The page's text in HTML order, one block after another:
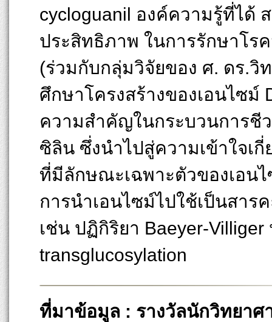
cycloguanil องค์ความรู้ที่ได้
ประสิทธิภาพ ในการรักษาโร
(ร่วมกับกลุ่มวิจัยของ ศ. ดร.วิ
ศึกษาโครงสร้างของเอนไซม์
ความสำคัญในกระบวนการชี
ซิลิน ซึ่งนำไปสู่ความเข้าใจเ
ที่มีลักษณะเฉพาะตัวของเอน
การนำเอนไซม์ไปใช้เป็นสาร
เช่น ปฏิกิริยา Baeyer-
transglucosylation
ที่มาข้อมูล : รางวัลนักวิทยาศ